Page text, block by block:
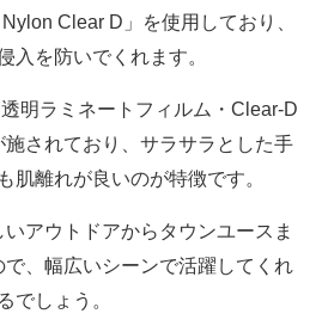
Clear D」を使用しており、
入を防いでくれます。
明ラミネートフィルム・Clear-D
されており、サラサラとした手
肌離れが良いのが特徴です。
アウトドアからタウンユースま
、幅広いシーンで活躍してくれ
るでしょう。